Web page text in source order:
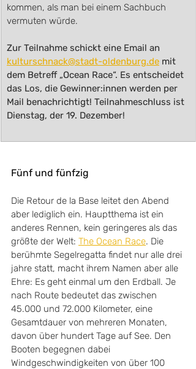
kommen, als man bei einem Sachbuch
vermuten würde.
Zur Teilnahme schickt eine Email an
kulturschnack@stadt-oldenburg.de mit
dem Betreff „Ocean Race“. Es entscheidet
das Los, die Gewinner:innen werden per
Mail benachrichtigt! Teilnahmeschluss ist
Dienstag, der 19. Dezember!
Fünf und fünfzig
Die Retour de la Base leitet den Abend
aber lediglich ein. Hauptthema ist ein
anderes Rennen, kein geringeres als das
größte der Welt: The Ocean Race. Die
berühmte Segelregatta findet nur alle drei
jahre statt, macht ihrem Namen aber alle
Ehre: Es geht einmal um den Erdball. Je
nach Route bedeutet das zwischen
45.000 und 72.000 Kilometer, eine
Gesamtdauer von mehreren Monaten,
davon über hundert Tage auf See. Den
Booten begegnen dabei
Windgeschwindigkeiten von über 100